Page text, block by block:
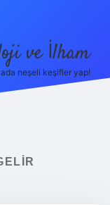
ve İlham
neşeli keşifler yap!